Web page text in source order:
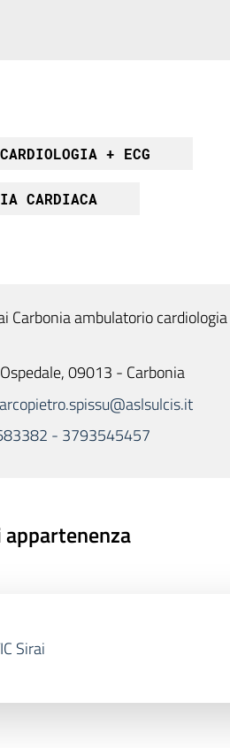
+ ECG
CARDIACA
Carbonia ambulatorio
09013 - Carbonia
- 3793545457
Sirai